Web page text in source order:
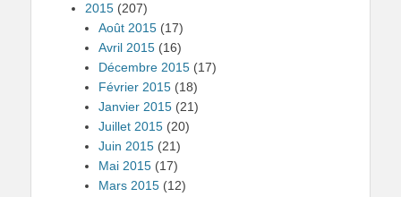
2015 (207)
Août 2015 (17)
Avril 2015 (16)
Décembre 2015 (17)
Février 2015 (18)
Janvier 2015 (21)
Juillet 2015 (20)
Juin 2015 (21)
Mai 2015 (17)
Mars 2015 (12)